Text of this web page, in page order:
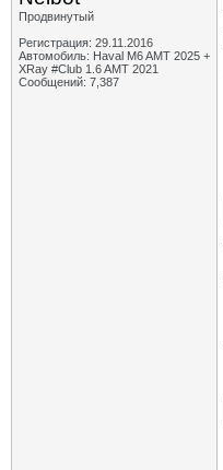
Продвинутый
Регистрация: 29.11.2016
Автомобиль: Haval M6 AMT 2025 +
XRay #Club 1.6 AMT 2021
Сообщений: 7,387